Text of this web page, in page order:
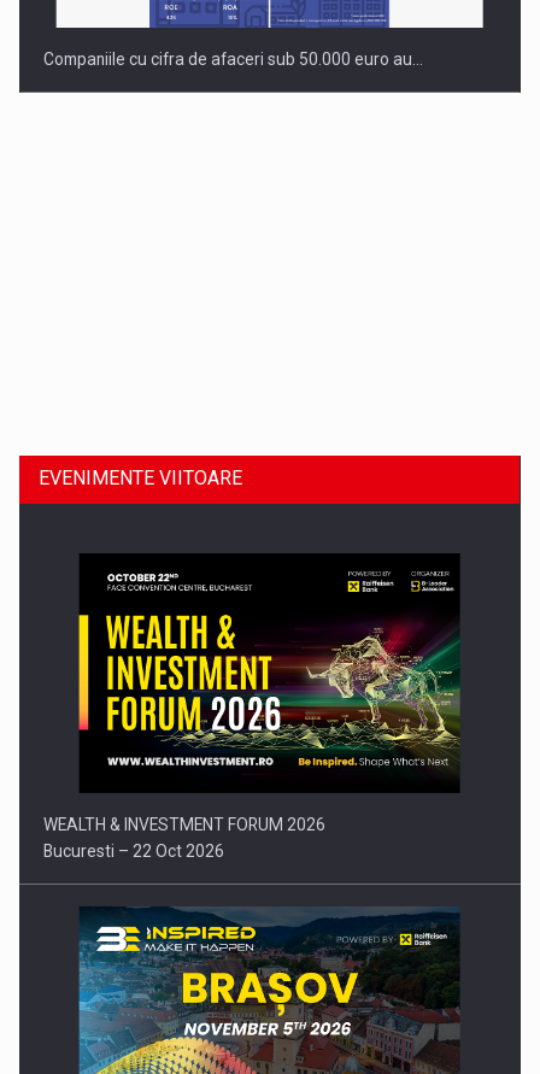
Companiile cu cifra de afaceri sub 50.000 euro au…
Comunicat de presa: Joburile part-time reincep sa intre pe…
EVENIMENTE VIITOARE
WEALTH & INVESTMENT FORUM 2026
Bucuresti – 22 Oct 2026